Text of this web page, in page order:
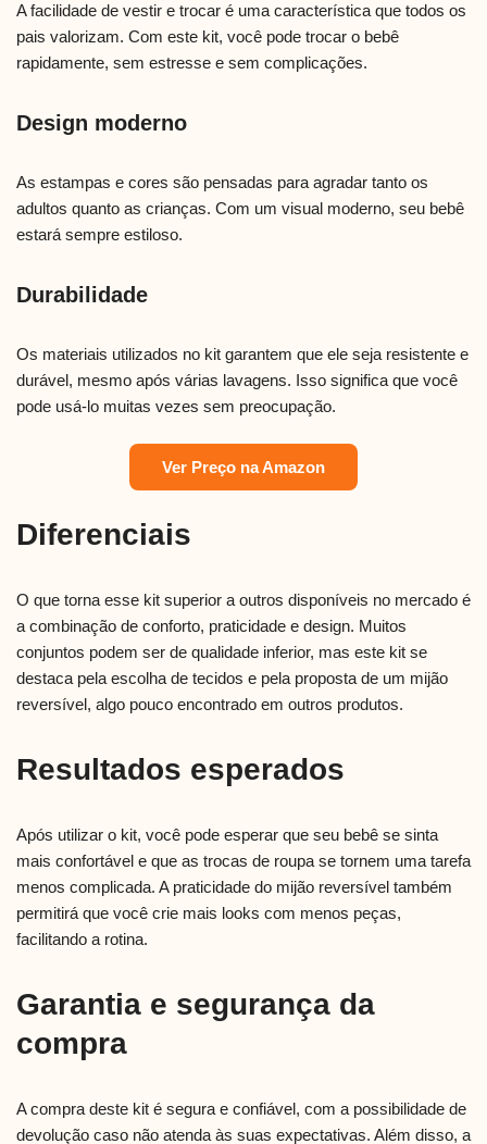
A facilidade de vestir e trocar é uma característica que todos os
pais valorizam. Com este kit, você pode trocar o bebê
rapidamente, sem estresse e sem complicações.
Design moderno
As estampas e cores são pensadas para agradar tanto os
adultos quanto as crianças. Com um visual moderno, seu bebê
estará sempre estiloso.
Durabilidade
Os materiais utilizados no kit garantem que ele seja resistente e
durável, mesmo após várias lavagens. Isso significa que você
pode usá-lo muitas vezes sem preocupação.
Ver Preço na Amazon
Diferenciais
O que torna esse kit superior a outros disponíveis no mercado é
a combinação de conforto, praticidade e design. Muitos
conjuntos podem ser de qualidade inferior, mas este kit se
destaca pela escolha de tecidos e pela proposta de um mijão
reversível, algo pouco encontrado em outros produtos.
Resultados esperados
Após utilizar o kit, você pode esperar que seu bebê se sinta
mais confortável e que as trocas de roupa se tornem uma tarefa
menos complicada. A praticidade do mijão reversível também
permitirá que você crie mais looks com menos peças,
facilitando a rotina.
Garantia e segurança da
compra
A compra deste kit é segura e confiável, com a possibilidade de
devolução caso não atenda às suas expectativas. Além disso, a